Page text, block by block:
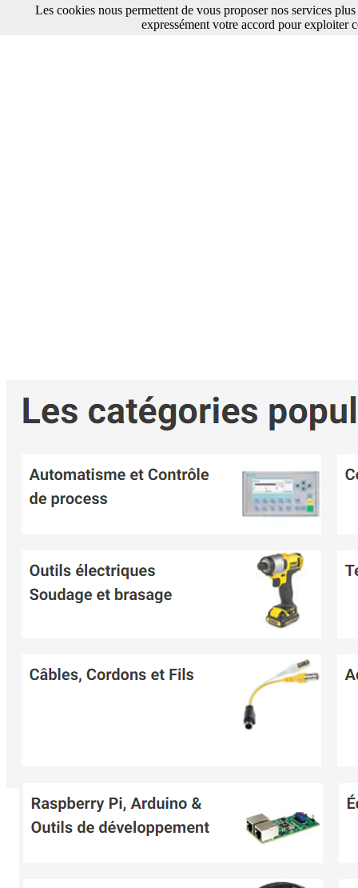
Les cookies nous permettent de vous proposer nos services
expressément votre accord pour exploiter